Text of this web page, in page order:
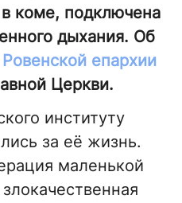
коме, подключена
дыхания. Об
Ровенской епархии
Церкви.
институту
за её жизнь.
маленькой